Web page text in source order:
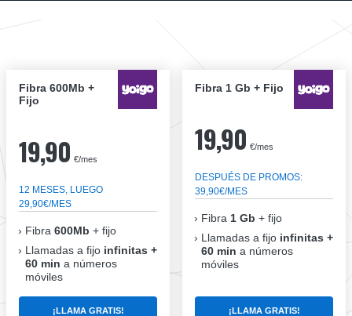
Fibra 600Mb +
Fijo
19,90 €/mes
12 MESES, LUEGO
29,90€/MES
Fibra 600Mb + fijo
Llamadas a fijo infinitas +
60 min a números
móviles
¡LLAMA GRATIS!
Fibra 1 Gb + Fijo
19,90 €/mes
DESPUÉS DE PROMOS:
39,90€/MES
Fibra 1 Gb + fijo
Llamadas a fijo infinitas +
60 min a números
móviles
¡LLAMA GRATIS!